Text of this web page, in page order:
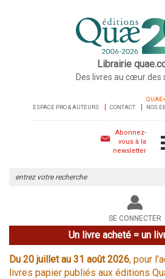
Librairie
Des livres au cœur des
ESPACE PRO & AUTEURS CONTACT
QUAE-
NOS
Abonnez-
vous à la
newsletter
le
site
SE CONNECTER
Un livre acheté = un
Du 20 juillet au 31 août 2026, pour
livres papier publiés aux éditions